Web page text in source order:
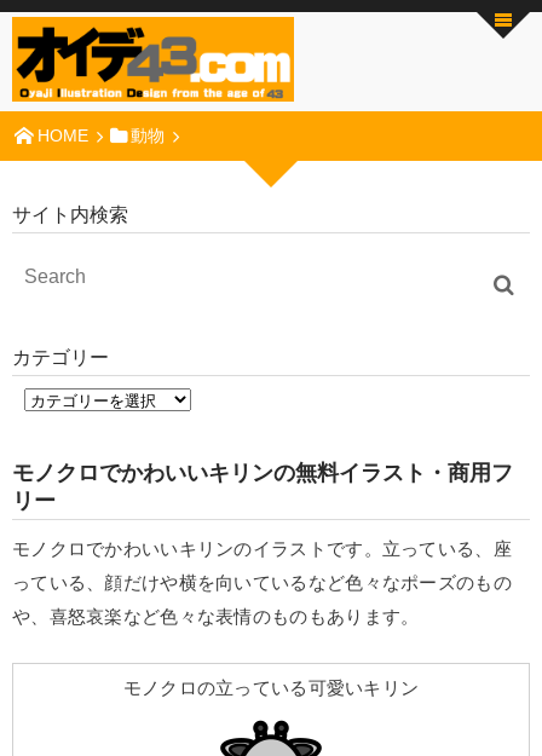
HOME 動物
サイト内検索
カテゴリー
モノクロでかわいいキリンの無料イラスト・商用フ
リー
モノクロでかわいいキリンのイラストです。立っている、座
っている、顔だけや横を向いているなど色々なポーズのもの
や、喜怒哀楽など色々な表情のものもあります。
モノクロの立っている可愛いキリン